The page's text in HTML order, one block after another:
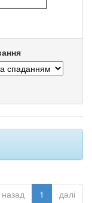
назад 1 далі